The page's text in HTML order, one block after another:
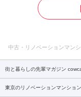
中古・リノベーションマン
街と暮らしの先輩マガジン
東京のリノベーションマンショ